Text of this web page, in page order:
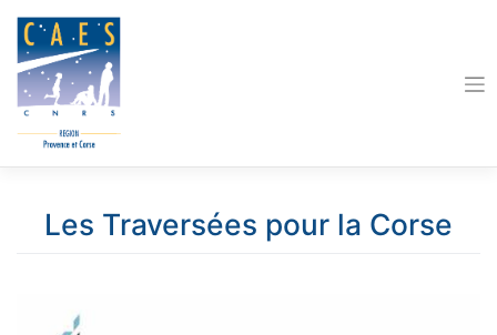
content
Les Traversées pour la Corse